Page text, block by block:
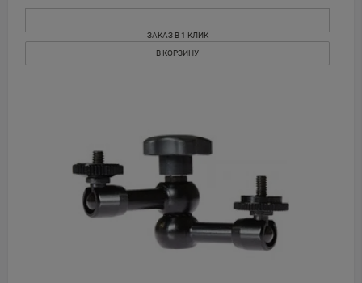
ЗАКАЗ В 1 КЛИК
В КОРЗИНУ